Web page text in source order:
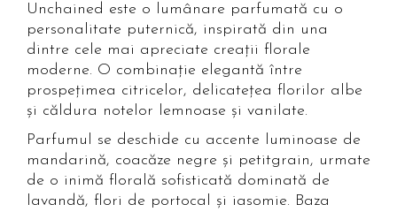
Unchained este o lumânare parfumată cu o
personalitate puternică, inspirată din una
dintre cele mai apreciate creații florale
moderne. O combinație elegantă între
prospețimea citricelor, delicatețea florilor albe
și căldura notelor lemnoase și vanilate.
Parfumul se deschide cu accente luminoase de
mandarină, coacăze negre și petitgrain, urmate
de o inimă florală sofisticată dominată de
lavandă, flori de portocal și iasomie. Baza